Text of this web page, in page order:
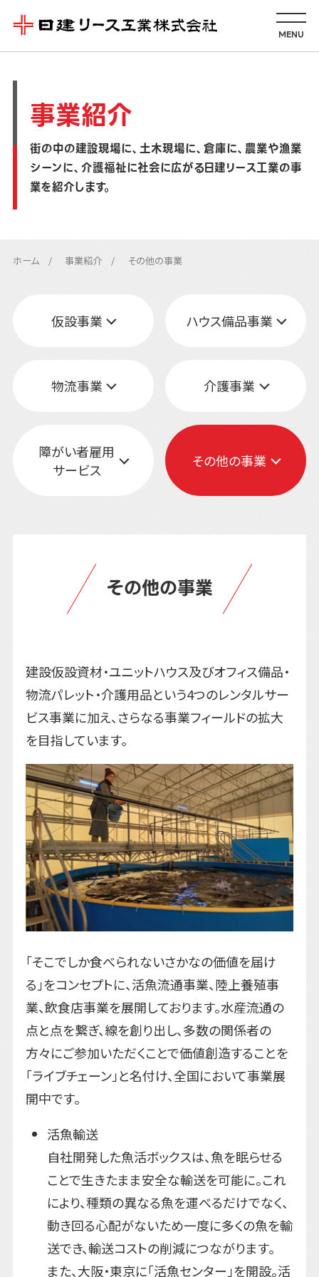
MENU
事業紹介
街の中の建設現場に、土木現場に、倉庫に、農業や漁業
シーンに、介護福祉に社会に広がる日建リース工業の事
業を紹介します。
ホーム 事業紹介 その他の事業
仮設事業 ハウス備品事業
物流事業 介護事業
障がい者雇用
サービス
その他の事業
その他の事業
建設仮設資材・ユニットハウス及びオフィス備品・
物流パレット・介護用品という4つのレンタルサー
ビス事業に加え、さらなる事業フィールドの拡大
を目指しています。
「そこでしか食べられないさかなの価値を届け
る」をコンセプトに、活魚流通事業、陸上養殖事
業、飲食店事業を展開しております。水産流通の
点と点を繋ぎ、線を創り出し、多数の関係者の
方々にご参加いただくことで価値創造することを
「ライブチェーン」と名付け、全国において事業展
開中です。
活魚輸送
自社開発した魚活ボックスは、魚を眠らせる
ことで生きたまま安全な輸送を可能に。これ
により、種類の異なる魚を運べるだけでなく、
動き回る心配がないため一度に多くの魚を輸
送でき、輸送コストの削減につながります。
また、大阪・東京に「活魚センター」を開設。活